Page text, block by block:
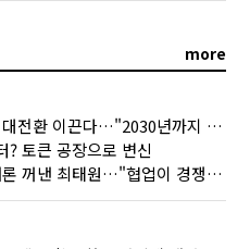
more
AI로 제조업 대전환 이끈다…"2030년까지 민관합동 20조 투자"
토큰 공장으로 변신
AI 시대 인재론 꺼낸 최태원…"협업이 경쟁력"